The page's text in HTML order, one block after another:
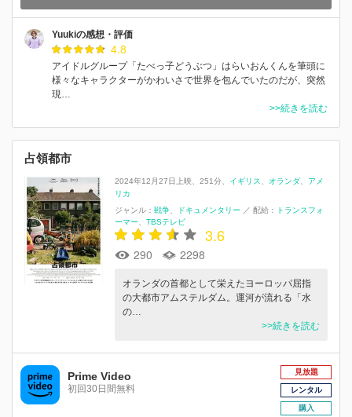
Yuukiの感想・評価
4.8
アイドルグループ「たべっ子どうぶつ」はらいおんくんを筆頭に
様々なキャラクターがかわいさで世界を包んでいたのだが、突然
現…
>>続きを読む
占領都市
2024年12月27日上映 251分 イギリス オランダ
アメ
リカ
ジャンル： 戦争 ドキュメンタリー ／ 配給：
トランスフォ
ーマー
TBSテレビ
3.6
290 2298
オランダの首都として栄えたヨーロッパ屈指
の大都市アムステルダム。運河が流れる「水
の…
>>続きを読む
Prime Video
初回30日間無料
見放題
レンタル
購入